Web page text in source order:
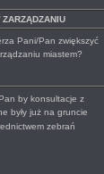
Pani/Pan zwiększyć
miastem?
by konsultacje z
były już na gruncie
zebrań